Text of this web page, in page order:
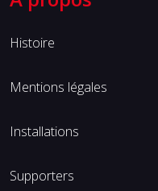
Histoire
Mentions légales
Installations
Supporters